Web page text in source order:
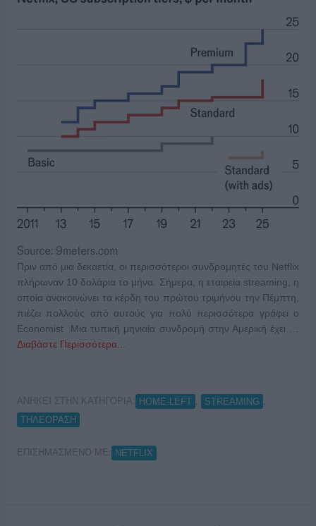
Πριν από μια δεκαετία, οι περισσότεροι συνδρομητές του Netflix
πλήρωναν 10 δολάρια το μήνα. Σήμερα, η εταιρεία streaming, η
οποία ανακοινώνει τα κέρδη του πρώτου τριμήνου την Πέμπτη,
πιέζει πολλούς από αυτούς για πολύ περισσότερα γράφει ο
Economist Μια τυπική μηνιαία συνδρομή στην Αμερική έχει …
Διαβάστε Περισσότερα...
ΑΝΗΚΕΙ ΣΤΗΝ ΚΑΤΗΓΟΡΙΑ: HOME-LEFT STREAMING
ΤΗΛΕΟΡΑΣΗ
ΕΠΙΣΗΜΑΣΜΕΝΟ ΜΕ: NETFLIX